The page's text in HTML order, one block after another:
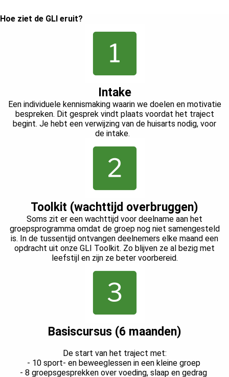
Hoe ziet de GLI eruit?
Intake
Een individuele kennismaking waarin we doelen en motivatie
bespreken. Dit gesprek vindt plaats voordat het traject
begint. Je hebt een verwijzing van de huisarts nodig, voor
de intake.
Toolkit (wachttijd overbruggen)
Soms zit er een wachttijd voor deelname aan het
groepsprogramma omdat de groep nog niet samengesteld
is. In de tussentijd ontvangen deelnemers elke maand een
opdracht uit onze GLI Toolkit. Zo blijven ze al bezig met
leefstijl en zijn ze beter voorbereid.
Basiscursus (6 maanden)
De start van het traject met:
- 10 sport- en beweeglessen in een kleine groep
- 8 groepsgesprekken over voeding, slaap en gedrag